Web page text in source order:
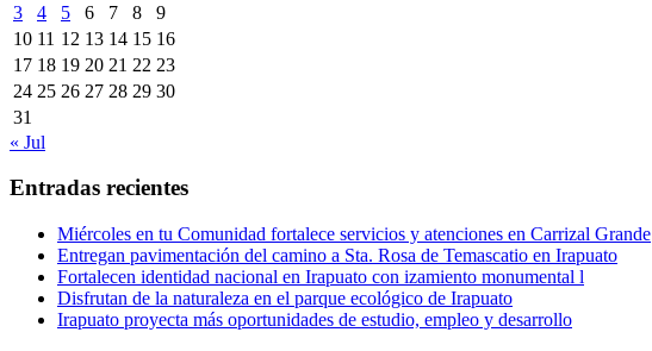
3
4 5 6 7 8
9
10 11 12 13 14 15 16
17 18 19 20 21 22 23
24 25 26 27 28 29 30
31
« Jul
Entradas recientes
Miércoles en tu Comunidad fortalece servicios y atenciones en Carrizal Grande
Entregan pavimentación del camino a Sta. Rosa de Temascatio en Irapuato
Fortalecen identidad nacional en Irapuato con izamiento monumental l
Disfrutan de la naturaleza en el parque ecológico de Irapuato
Irapuato proyecta más oportunidades de estudio, empleo y desarrollo